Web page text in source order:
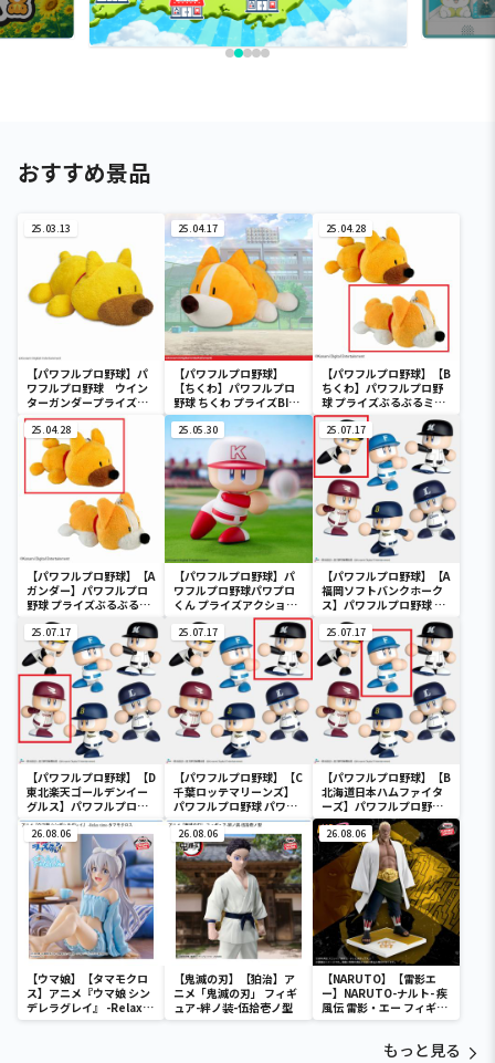
おすすめ景品
25.03.13
【パワフルプロ野球】パ
ワフルプロ野球 ウイン
ターガンダープライズ
BIGぬいぐるみ
25.04.17
【パワフルプロ野球】
【ちくわ】パワフルプロ
野球 ちくわ プライズBIG
ぬいぐるみ
25.04.28
【パワフルプロ野球】【B
ちくわ】パワフルプロ野
球 プライズぶるぶるミニ
ぬいぐるみ
25.04.28
【パワフルプロ野球】【A
ガンダー】パワフルプロ
野球 プライズぶるぶるミ
ニぬいぐるみ
25.05.30
【パワフルプロ野球】パ
ワフルプロ野球パワプロ
くん プライズアクション
フィギュア
25.07.17
【パワフルプロ野球】【A
福岡ソフトバンクホーク
ス】パワフルプロ野球 パ
ワプロくん プライズアク
ションフィギュア パシフ
ィック・リーグ
25.07.17
【パワフルプロ野球】【D
東北楽天ゴールデンイー
グルス】パワフルプロ野
球 パワプロくん プライズ
アクションフィギュア パ
シフィック・リーグ
25.07.17
【パワフルプロ野球】【C
千葉ロッテマリーンズ】
パワフルプロ野球 パワプ
ロくん プライズアクショ
ンフィギュア パシフィッ
ク・リーグ
25.07.17
【パワフルプロ野球】【B
北海道日本ハムファイタ
ーズ】パワフルプロ野球
パワプロくん プライズア
クションフィギュア パシ
フィック・リーグ
26.08.06
【ウマ娘】【タマモクロ
ス】アニメ『ウマ娘 シン
デレラグレイ』 -Relax
time-タマモクロス
26.08.06
【鬼滅の刃】【狛治】ア
ニメ「鬼滅の刃」 フィギ
ュア-絆ノ装-伍拾壱ノ型
26.08.06
【NARUTO】【雷影エ
ー】NARUTO-ナルト- 疾
風伝 雷影・エー フィギュ
ア～五影集結…!!～
もっと見る